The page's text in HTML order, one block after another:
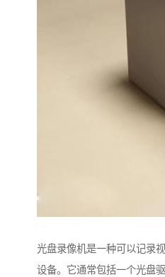
光盘录像机是一种可以记录
设备。它通常包括一个光盘